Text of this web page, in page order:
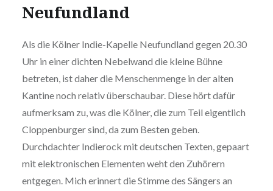
Neufundland
Als die Kölner Indie-Kapelle Neufundland gegen 20.30
Uhr in einer dichten Nebelwand die kleine Bühne
betreten, ist daher die Menschenmenge in der alten
Kantine noch relativ überschaubar. Diese hört dafür
aufmerksam zu, was die Kölner, die zum Teil eigentlich
Cloppenburger sind, da zum Besten geben.
Durchdachter Indierock mit deutschen Texten, gepaart
mit elektronischen Elementen weht den Zuhörern
entgegen. Mich erinnert die Stimme des Sängers an